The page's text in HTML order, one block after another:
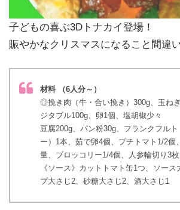
子どもの喜ぶ3Dトナカイ登場！
賑やかなクリスマスになること間違
材料 （6人分～）
◎挽き肉（牛・合い挽き）300g、玉ね
ジタブル100g、卵1個、塩胡椒少々
豆腐200g、パン粉30g、フランクフル
ー）1本、茹で卵4個、プチトマト1/2個
量、ブロッコリー1/4個、人参輪切り3枚
《ソース》カットトマト缶1つ、ソース
プ大さじ2、砂糖大さじ2、酒大さじ1